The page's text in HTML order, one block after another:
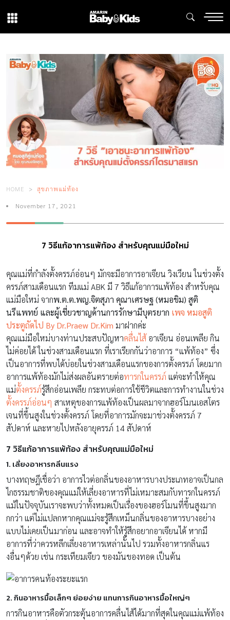
HOME สุขภาพแม่ท้อง
November 17, 2021
7 วิธีแก้อาการแพ้ท้อง สำหรับคุณแม่มือใหม่
คุณแม่ที่กำลังตั้งครรภ์อ่อนๆ มักจะมีอาการอาเจียน วิงเวียน ในช่วงตั้ง
ครรภ์สามเดือนแรก ทีมแม่ ABK มี 7 วิธีแก้อาการแพ้ท้อง สำหรับคุณ
แม่มือใหม่ จากพ.ต.ต.พญ.จิตสุภา คุณาเศรษฐ (หมอขิม) สูติ
นรีแพทย์ และผู้เชี่ยวชาญด้านการรักษามีบุตรยาก เพจ หมอสูติ
ประตูถัดไป By Dr.Praew Dr.Kim มาฝากค่ะ
คุณแม่มือใหม่บางท่านประสบปัญหาคลื่นไส้อาเจียน อ่อนเพลีย กิน
ไม่ค่อยได้ ในช่วงสามเดือนแรก ที่เราเรียกกันว่าอาการ “แพ้ท้อง” ซึ่ง
เป็นอาการที่พบได้บ่อยในช่วงสามเดือนแรกของการตั้งครรภ์ โดยมาก
อาการแพ้ท้องมักไม่ส่งผลอันตรายต่อทารกในครรภ์ แต่จะทำให้คุณ
แม่ตั้งครรภ์รู้สึกอ่อนเพลีย กระทบต่อการใช้ชีวิตและการทำงานในช่วง
ตั้งครรภ์อ่อนๆ สาเหตุของการแพ้ท้องเป็นผลมาจากฮอร์โมนเอสโตร
เจนที่ขึ้นสูงในช่วงตั้งครรภ์ โดยที่อาการมักจะมาช่วงตั้งครรภ์ 7
สัปดาห์ และหายไปหลังอายุครรภ์ 14 สัปดาห์
7 วิธีแก้อาการแพ้ท้อง สำหรับคุณแม่มือใหม่
1. เลี่ยงอาหารกลิ่นแรง
บางทฤษฎีเชื่อว่า อาการไวต่อกลิ่นของอาหารบางประเภทอาจเป็นกล
ไกธรรมชาติของคุณแม่ให้เลี่ยงอาหารที่ไม่เหมาะสมกับทารกในครรภ์
แม้ในปัจจุบันเราจะพบว่าทั้งหมดเป็นเรื่องของฮอร์โมนที่ขึ้นสูงมาก
กกว่า แต่ไม่แปลกหากคุณแม่จะรู้สึกเหม็นกลิ่นของอาหารบางอย่าง
แบบไม่เคยเป็นมาก่อน และอาจทำให้รู้สึกอยากอาเจียนได้ หากมี
อาการที่ว่าควรหลีกเลี่ยงอาหารเหล่านั้นไป รวมทั้งอาหารกลิ่นแร
งอื่นๆด้วย เช่น กระเทียมเจียว ของมันของทอด เป็นต้น
2. กินอาหารมื้อเล็กๆ ย่อยง่าย แทนการกินอาหารมื้อใหญ่ๆ
การกินอาหารคือตัวกระตุ้นอาการคลื่นไส้ได้มากที่สุดในคุณแม่แพ้ท้อง